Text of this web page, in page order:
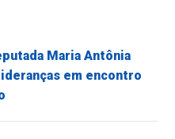
Maria Antônia
em encontro